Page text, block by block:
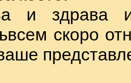
и здрава
скоро